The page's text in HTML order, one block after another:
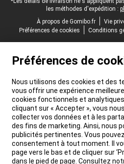
les méthodes d'expédition :
À propos de Gomibo.fr
Vie
Préférences de cookies
Conditions
Préférences de
Nous utilisons des cookies et des
vous offrir une expérience
cookies fonctionnels et
cliquant sur « Accepter », vous
collecter vos données et à les
des fins de marketing. Ainsi, nous
publicités pertinentes. Vous
consentement à tout moment. Il
page vers le bas et de cliquer sur
dans le pied de page. Consultez